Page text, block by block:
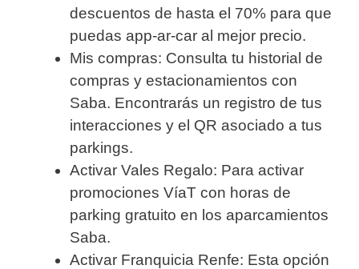
descuentos de hasta el 70% para que
puedas app-ar-car al mejor precio.
Mis compras: Consulta tu historial de
compras y estacionamientos con
Saba. Encontrarás un registro de tus
interacciones y el QR asociado a tus
parkings.
Activar Vales Regalo: Para activar
promociones VíaT con horas de
parking gratuito en los aparcamientos
Saba.
Activar Franquicia Renfe: Esta opción